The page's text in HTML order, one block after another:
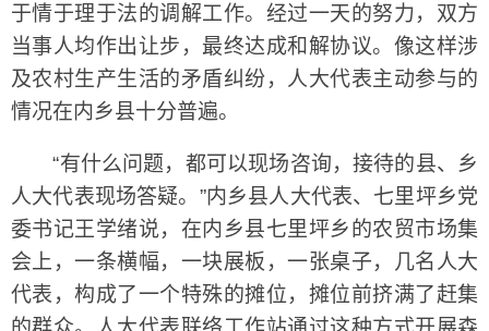
于情于理于法的调解工作。经过一天的努力，双方
当事人均作出让步，最终达成和解协议。像这样涉
及农村生产生活的矛盾纠纷，人大代表主动参与的
情况在内乡县十分普遍。
“有什么问题，都可以现场咨询，接待的县、乡
人大代表现场答疑。”内乡县人大代表、七里坪乡党
委书记王学绪说，在内乡县七里坪乡的农贸市场集
会上，一条横幅，一块展板，一张桌子，几名人大
代表，构成了一个特殊的摊位，摊位前挤满了赶集